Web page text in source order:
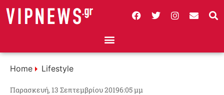
Home Lifestyle
Παρασκευή, 13 Σεπτεμβρίου 20196:05 μμ